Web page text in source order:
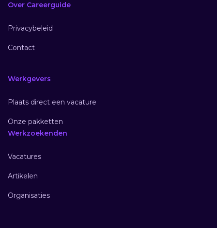
Over Careerguide
Privacybeleid
Contact
Werkgevers
Plaats direct een vacature
Onze pakketten
Werkzoekenden
Vacatures
Artikelen
Organisaties